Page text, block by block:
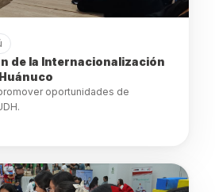
de la Internacionalización
oportunidades de